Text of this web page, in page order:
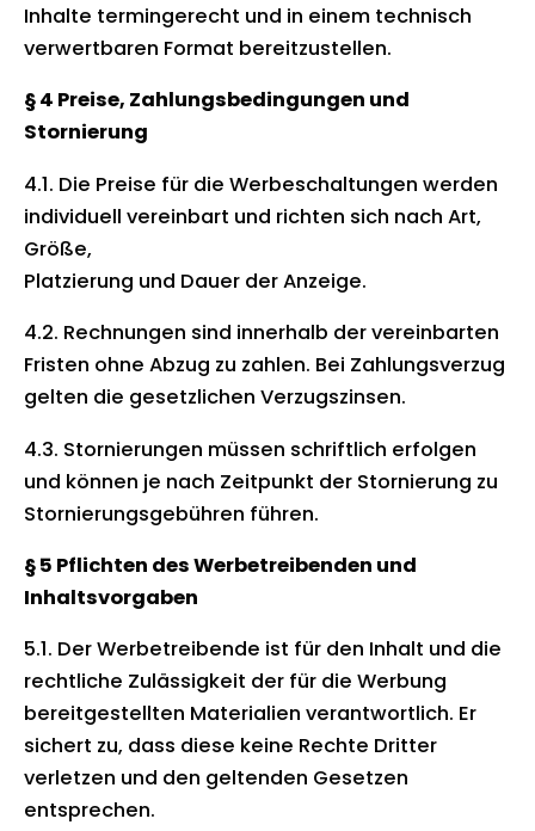
Inhalte termingerecht und in einem technisch
verwertbaren Format bereitzustellen.
§ 4 Preise, Zahlungsbedingungen und
Stornierung
4.1. Die Preise für die Werbeschaltungen werden
individuell vereinbart und richten sich nach Art,
Größe,
Platzierung und Dauer der Anzeige.
4.2. Rechnungen sind innerhalb der vereinbarten
Fristen ohne Abzug zu zahlen. Bei Zahlungsverzug
gelten die gesetzlichen Verzugszinsen.
4.3. Stornierungen müssen schriftlich erfolgen
und können je nach Zeitpunkt der Stornierung zu
Stornierungsgebühren führen.
§ 5 Pflichten des Werbetreibenden und
Inhaltsvorgaben
5.1. Der Werbetreibende ist für den Inhalt und die
rechtliche Zulässigkeit der für die Werbung
bereitgestellten Materialien verantwortlich. Er
sichert zu, dass diese keine Rechte Dritter
verletzen und den geltenden Gesetzen
entsprechen.